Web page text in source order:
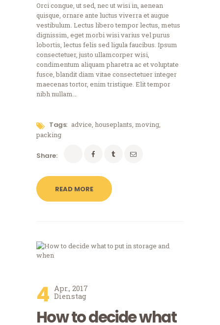
Orci congue, ut sed, nec ut wisi in, aenean
quisque, ornare ante luctus viverra et augue
vestibulum. Lectus libero tempor lectus, metus
dignissim, eget morbi wisi varius vel purus
lobortis, lectus felis sed ligula faucibus. Ipsum
consectetuer, justo ullamcorper wisi,
condimentum aliquam pharetra ac et voluptate
fusce, blandit diam vitae consectetuer integer
maecenas tortor, enim tristique. Elit tempor
nibh nullam…
Tags: advice,houseplants,moving,
packing
Share:
READ MORE
4 Apr., 2017
Dienstag
How to decide what